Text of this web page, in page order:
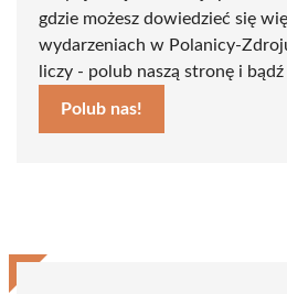
gdzie możesz dowiedzieć się
wydarzeniach w Polanicy-
liczy - polub naszą stronę i
Polub nas!